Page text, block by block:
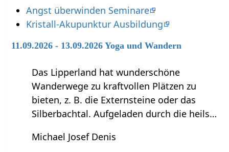
Angst überwinden Seminare
Kristall-Akupunktur Ausbildung
11.09.2026 - 13.09.2026 Yoga und Wandern
Das Lipperland hat wunderschöne
Wanderwege zu kraftvollen Plätzen zu
bieten, z. B. die Externsteine oder das
Silberbachtal. Aufgeladen durch die heils…
Michael Josef Denis